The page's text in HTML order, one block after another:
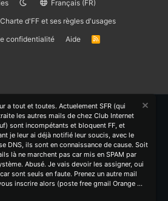
Français (FR)
Charte d'FF et ses règles d'usages
confidentialité
Aide
R
a tout et toutes. Actuelement SFR (qui
les autres mails de chez Club Internet
sont incompétants et bloquent FF, et
je leur ai déjà notifié leur soucis, avec le
DNS, ils sont en connaissance de cause. Soit
là ne marchent pas car mis en SPAM par
Abusé. Je vais devoir les assigner, oui
sont seuls en faute. Prenez un autre mail
inscrire alors (poste free gmail Orange ...